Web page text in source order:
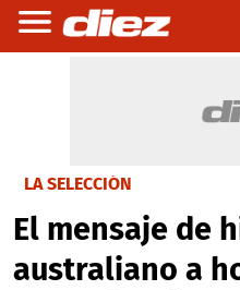
LA SELECCIÓN
El mensaje de
australiano a